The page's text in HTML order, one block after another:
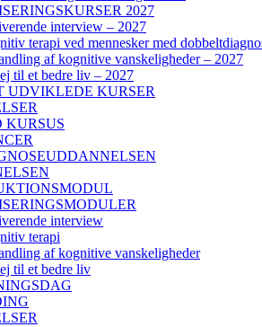
2027
interview – 2027
terapi ved mennesker med
af kognitive vanskeligheder – 2027
til et bedre liv – 2027
UDVIKLEDE KURSER
KURSUS
interview
terapi
af kognitive vanskeligheder
til et bedre liv